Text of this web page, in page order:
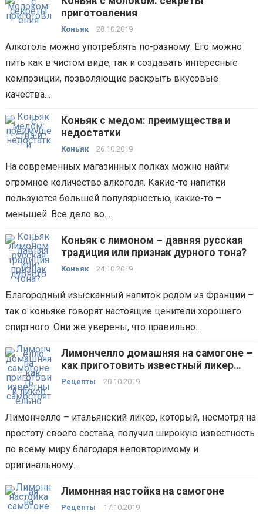
приготовления
Коньяк 28.10.2019
Алкоголь можно употреблять по-разному. Его можно
пить как в чистом виде, так и создавать интересные
композиции, позволяющие раскрыть вкусовые
качества…
Коньяк с медом: преимущества и
недостатки
Коньяк 26.10.2019
На современных магазинных полках можно найти
огромное количество алкоголя. Какие-то напитки
пользуются большей популярностью, какие-то –
меньшей. Все дело во…
Коньяк с лимоном – давняя русская
традиция или признак дурного тона?
Коньяк 24.10.2019
Благородный изысканный напиток родом из Франции –
так о коньяке говорят настоящие ценители хорошего
спиртного. Они же уверены, что правильно…
Лимончелло домашняя на самогоне –
как приготовить известный ликер
самостоятельно?
Рецепты 20.10.2019
Лимончелло – итальянский ликер, который, несмотря на
простоту своего состава, получил широкую известность
по всему миру благодаря неповторимому и
оригинальному…
Лимонная настойка на самогоне
Рецепты 17.10.2019